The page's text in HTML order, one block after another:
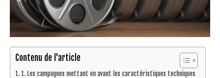
Contenu de l'article
1. Les campagnes mettant en avant les caractéristiques techniques